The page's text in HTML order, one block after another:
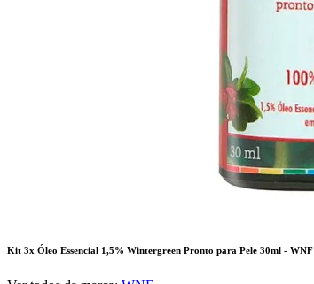
Kit 3x Óleo Essencial 1,5% Wintergreen Pronto para Pele 30ml - WNF